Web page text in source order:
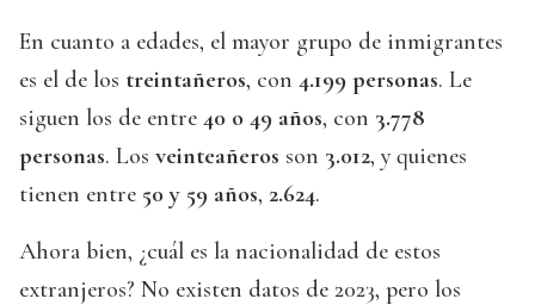
En cuanto a edades, el mayor grupo de inmigrantes
es el de los treintañeros, con 4.199 personas. Le
siguen los de entre 40 o 49 años, con 3.778
personas. Los veinteañeros son 3.012, y quienes
tienen entre 50 y 59 años, 2.624.
Ahora bien, ¿cuál es la nacionalidad de estos
extranjeros? No existen datos de 2023, pero los